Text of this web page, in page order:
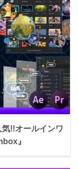
!!オールインワ
』